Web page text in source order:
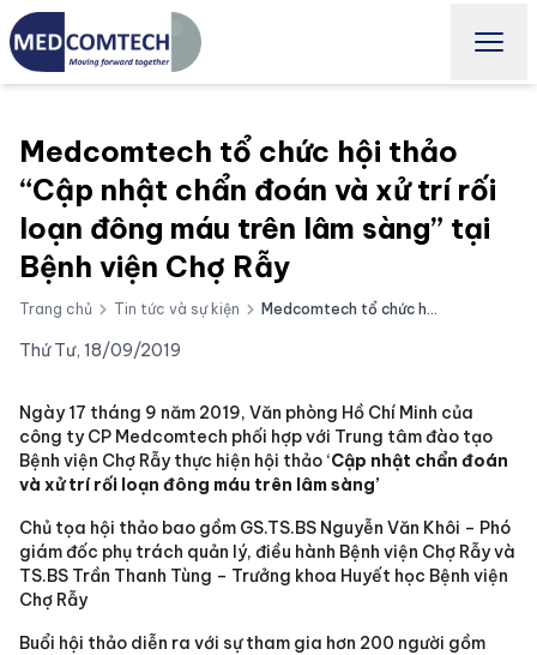
Medcomtech tổ chức hội thảo
“Cập nhật chẩn đoán và xử trí rối
loạn đông máu trên lâm sàng” tại
Bệnh viện Chợ Rẫy
Trang chủ Tin tức và sự kiện Medcomtech tổ chức hội thảo “Cập nhật chẩn đoán và xử trí rối loạn đông máu trên lâm sàng” tại Bệnh viện Chợ Rẫy
Thứ Tư, 18/09/2019
Ngày 17 tháng 9 năm 2019, Văn phòng Hồ Chí Minh của
công ty CP Medcomtech phối hợp với Trung tâm đào tạo
Bệnh viện Chợ Rẫy thực hiện hội thảo ‘Cập nhật chẩn đoán
và xử trí rối loạn đông máu trên lâm sàng’
Chủ tọa hội thảo bao gồm GS.TS.BS Nguyễn Văn Khôi – Phó
giám đốc phụ trách quản lý, điều hành Bệnh viện Chợ Rẫy và
TS.BS Trần Thanh Tùng – Trưởng khoa Huyết học Bệnh viện
Chợ Rẫy
Buổi hội thảo diễn ra với sự tham gia hơn 200 người gồm